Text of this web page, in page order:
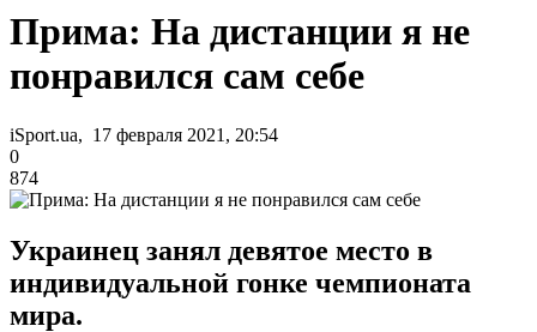
Прима: На дистанции я не
понравился сам себе
iSport.ua, 17 февраля 2021, 20:54
0
874
Украинец занял девятое место в
индивидуальной гонке чемпионата
мира.